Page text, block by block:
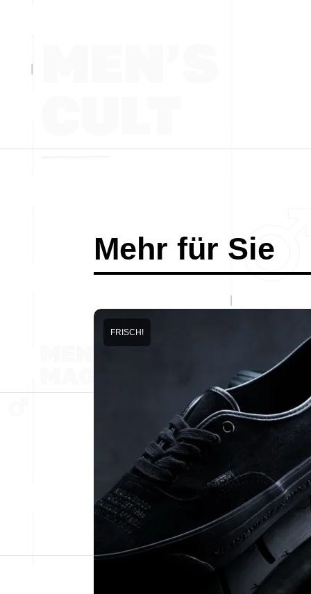
Mehr für Sie
FRISCH!